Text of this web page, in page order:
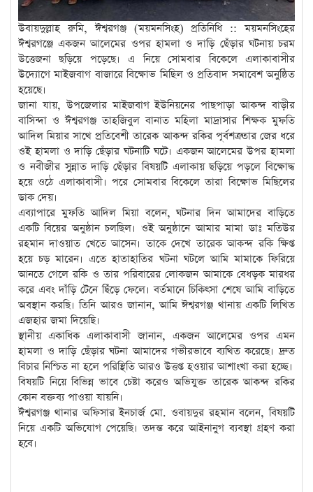
উবায়দুল্লাহ রুমি, ঈশ্বরগঞ্জ (ময়মনসিংহ) প্রতিনিধি :: ময়মনসিংহের
ঈশ্বরগঞ্জে একজন আলেমের ওপর হামলা ও দাড়ি ছেঁড়ার ঘটনায় চরম
উত্তেজনা ছড়িয়ে পড়েছে। এ নিয়ে সোমবার বিকেলে এলাকাবাসীর
উদ্যোগে মাইজবাগ বাজারে বিক্ষোভ মিছিল ও প্রতিবাদ সমাবেশ অনুষ্ঠিত
হয়েছে।
জানা যায়, উপজেলার মাইজবাগ ইউনিয়নের পাছপাড়া আকন্দ বাড়ীর
বাসিন্দা ও ঈশ্বরগঞ্জ তাহজিবুল বানাত মহিলা মাদ্রাসার শিক্ষক মুফতি
আদিল মিয়ার সাথে প্রতিবেশী তারেক আকন্দ রকির পূর্বশত্রুতার জের ধরে
ওই হামলা ও দাড়ি ছেঁড়ার ঘটনাটি ঘটে। একজন আলেমের উপর হামলা
ও নবীজীর সুন্নাত দাড়ি ছেঁড়ার বিষয়টি এলাকায় ছড়িয়ে পড়লে বিক্ষোদ্ধ
হয়ে ওঠে এলাকাবাসী। পরে সোমবার বিকেলে তারা বিক্ষোভ মিছিলের
ডাক দেয়।
এব্যাপারে মুফতি আদিল মিয়া বলেন, ঘটনার দিন আমাদের বাড়িতে
একটি বিয়ের অনুষ্ঠান চলছিল। ওই অনুষ্ঠানে আমার মামা ডাঃ মতিউর
রহমান দাওয়াত খেতে আসেন। তাকে দেখে তারেক আকন্দ রকি ক্ষিপ্ত
হয়ে চড় মারেন। এতে হাতাহাতির ঘটনা ঘটলে আমি মামাকে ফিরিয়ে
আনতে গেলে রকি ও তার পরিবারের লোকজন আমাকে বেধড়ক মারধর
করে এবং দাঁড়ি টেনে ছিঁড়ে ফেলে। বর্তমানে চিকিৎসা শেষে আমি বাড়িতে
অবস্থান করছি। তিনি আরও জানান, আমি ঈশ্বরগঞ্জ থানায় একটি লিখিত
এজহার জমা দিয়েছি।
স্থানীয় একাধিক এলাকাবাসী জানান, একজন আলেমের ওপর এমন
হামলা ও দাড়ি ছেঁড়ার ঘটনা আমাদের গভীরভাবে ব্যথিত করেছে। দ্রুত
বিচার নিশ্চিত না হলে পরিস্থিতি আরও উত্তপ্ত হওয়ার আশাংখা করা হচ্ছে।
বিষয়টি নিয়ে বিভিন্ন ভাবে চেষ্টা করেও অভিযুক্ত তারেক আকন্দ রকির
কোন বক্তব্য পাওয়া যায়নি।
ঈশ্বরগঞ্জ থানার অফিসার ইনচার্জ মো. ওবায়দুর রহমান বলেন, বিষয়টি
নিয়ে একটি অভিযোগ পেয়েছি। তদন্ত করে আইনানুগ ব্যবস্থা গ্রহণ করা
হবে।